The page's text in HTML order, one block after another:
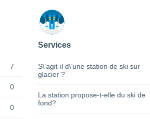
7
0
0
Services
S\’agit-il d\’une station de ski sur
glacier ?
La station propose-t-elle du ski de
fond?